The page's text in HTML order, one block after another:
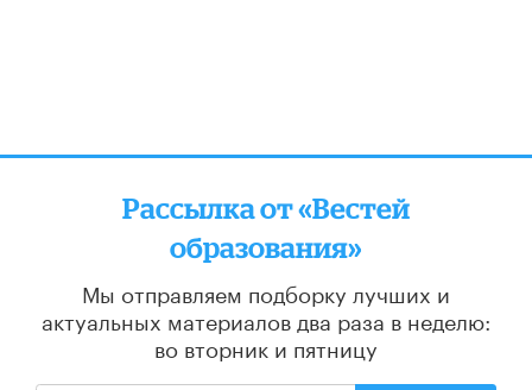
Рассылка от «Вестей
образования»
Мы отправляем подборку лучших и
актуальных материалов два раза в неделю:
во вторник и пятницу